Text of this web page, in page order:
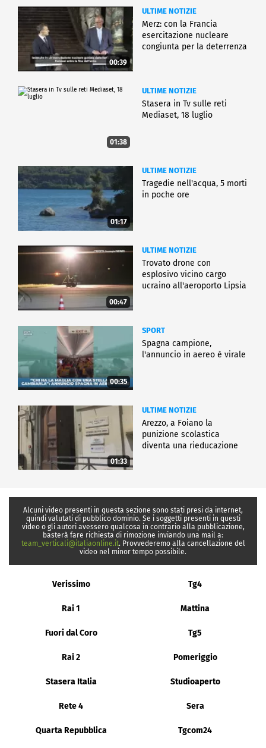
00:39
ULTIME NOTIZIE
Merz: con la Francia
esercitazione nucleare
congiunta per la deterrenza
01:38
ULTIME NOTIZIE
Stasera in Tv sulle reti
Mediaset, 18 luglio
01:17
ULTIME NOTIZIE
Tragedie nell'acqua, 5 morti
in poche ore
00:47
ULTIME NOTIZIE
Trovato drone con
esplosivo vicino cargo
ucraino all'aeroporto Lipsia
00:35
SPORT
Spagna campione,
l'annuncio in aereo è virale
01:33
ULTIME NOTIZIE
Arezzo, a Foiano la
punizione scolastica
diventa una rieducazione
Alcuni video presenti in questa sezione sono stati presi da internet,
quindi valutati di pubblico dominio. Se i soggetti presenti in questi
video o gli autori avessero qualcosa in contrario alla pubblicazione,
basterà fare richiesta di rimozione inviando una mail a:
team_verticali@italiaonline.it. Provvederemo alla cancellazione del
video nel minor tempo possibile.
Verissimo Tg4
Rai 1 Mattina
Fuori dal Coro Tg5
Rai 2 Pomeriggio
Stasera Italia Studioaperto
Rete 4 Sera
Quarta Repubblica Tgcom24